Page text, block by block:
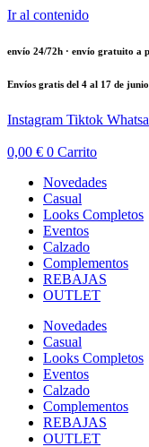
Ir al contenido
envío 24/72h · envío gratuito a
Envíos gratis del 4 al 17 de
Instagram Tiktok
0,00 € 0 Carrito
Novedades
Casual
Looks Completos
Eventos
Calzado
Complementos
REBAJAS
OUTLET
Novedades
Casual
Looks Completos
Eventos
Calzado
Complementos
REBAJAS
OUTLET